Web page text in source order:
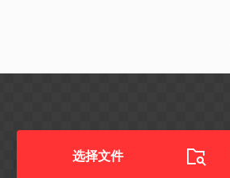
选择文件